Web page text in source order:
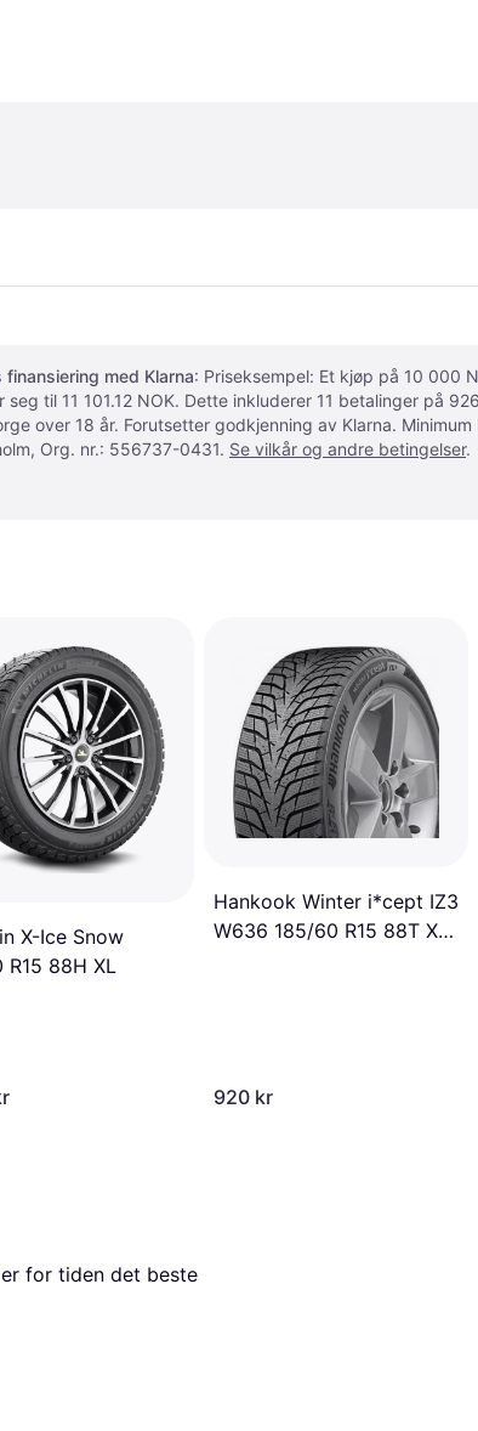
med Klarna: Priseksempel: Et kjøp på 10 000
til 11 101.12 NOK. Dette inkluderer 11 betalinger på
over 18 år. Forutsetter godkjenning av Klarna.
Org. nr.: 556737-0431. Se vilkår og andre betingelser.
X-Ice Snow
R15 88H XL
Hankook Winter i*cept IZ3
W636 185/60 R15 88T XL
920 kr
for tiden det beste